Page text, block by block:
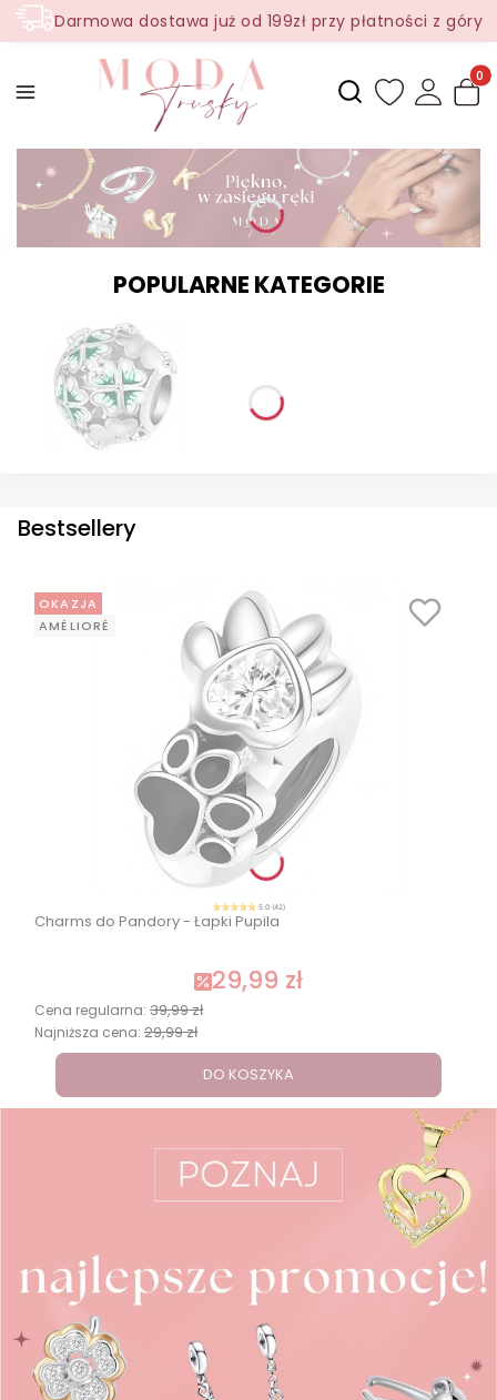
Darmowa dostawa już od 199zł przy płatności z góry
Otwórz
POPULARNE KATEGORIE
Bestsellery
OKAZJA
AMÉLIORÉ
5.0 (42)
Charms do Pandory - Łapki Pupila
29,99 zł
Cena regularna: 39,99 zł
Najniższa cena: 29,99 zł
DO KOSZYKA